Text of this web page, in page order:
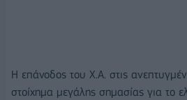
H επάνοδος του Χ.Α. στις
στοίχημα μεγάλης σημασίας για το